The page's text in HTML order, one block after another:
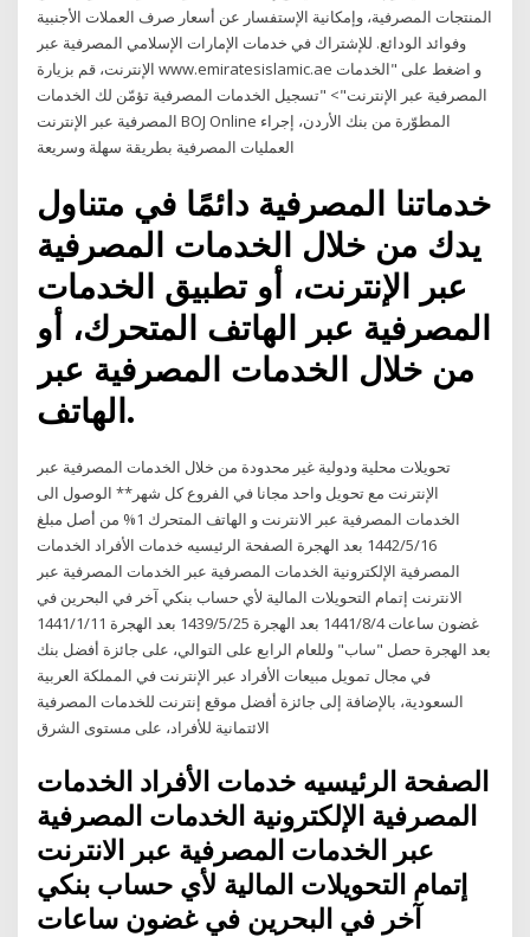
المنتجات المصرفية، وإمكانية الإستفسار عن أسعار صرف العملات الأجنبية
وفوائد الودائع. للإشتراك في خدمات الإمارات الإسلامي المصرفية عبر
الإنترنت، قم بزيارة www.emiratesislamic.ae و اضغط على "الخدمات
المصرفية عبر الإنترنت"> "تسجيل الخدمات المصرفية تؤمّن لك الخدمات
المصرفية عبر الإنترنت BOJ Online المطوّرة من بنك الأردن، إجراء
العمليات المصرفية بطريقة سهلة وسريعة
خدماتنا المصرفية دائمًا في متناول
يدك من خلال الخدمات المصرفية
عبر الإنترنت، أو تطبيق الخدمات
المصرفية عبر الهاتف المتحرك، أو
من خلال الخدمات المصرفية عبر
الهاتف.
تحويلات محلية ودولية غير محدودة من خلال الخدمات المصرفية عبر
الإنترنت مع تحويل واحد مجانا في الفروع كل شهر** الوصول الى
الخدمات المصرفية عبر الانترنت و الهاتف المتحرك 1% من أصل مبلغ
16‏‏/5‏‏/1442 بعد الهجرة الصفحة الرئيسيه خدمات الأفراد الخدمات
المصرفية الإلكترونية الخدمات المصرفية عبر الخدمات المصرفية عبر
الانترنت إتمام التحويلات المالية لأي حساب بنكي آخر في البحرين في
غضون ساعات 4‏‏/8‏‏/1441 بعد الهجرة 25‏‏/5‏‏/1439 بعد الهجرة 11‏‏/1‏‏/1441
بعد الهجرة حصل "ساب" وللعام الرابع على التوالي، على جائزة أفضل بنك
في مجال تمويل مبيعات الأفراد عبر الإنترنت في المملكة العربية
السعودية، بالإضافة إلى جائزة أفضل موقع إنترنت للخدمات المصرفية
الائتمانية للأفراد، على مستوى الشرق
الصفحة الرئيسيه خدمات الأفراد الخدمات
المصرفية الإلكترونية الخدمات المصرفية
عبر الخدمات المصرفية عبر الانترنت
إتمام التحويلات المالية لأي حساب بنكي
آخر في البحرين في غضون ساعات